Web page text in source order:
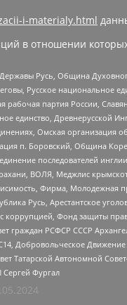
i-materialy.html
в отношении
Русь, Община
Русское
рабочая партия России,
единство,
Омская организация
п. Боровский, Община
последователей
ВОЛЯ, Меджлис
Фирма,
Русь, Арестантское
Фонд защиты
граждан РСФСР СССР
Добровольческое
Автономной
Сергей Фургал